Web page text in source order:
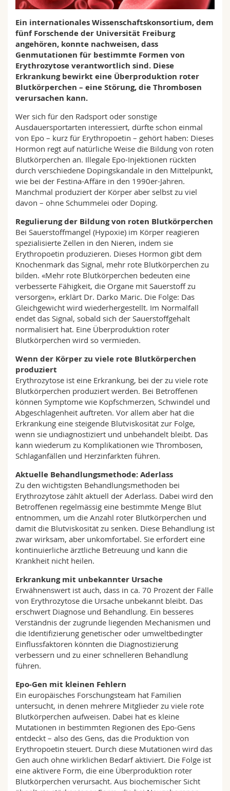
Math.-Nat. und Med. Fak.
Interfakultär
Mitarbeitende
Doktorierende
Webmail
Vorlesungsverzeichnis
MyUnifr
Ein internationales Wissenschaftskonsortium, dem
fünf Forschende der Universität Freiburg
angehören, konnte nachweisen, dass
Genmutationen für bestimmte Formen von
Erythrozytose verantwortlich sind. Diese
Erkrankung bewirkt eine Überproduktion roter
Blutkörperchen – eine Störung, die Thrombosen
verursachen kann.
Wer sich für den Radsport oder sonstige
Ausdauersportarten interessiert, dürfte schon einmal
von Epo – kurz für Erythropoetin – gehört haben: Dieses
Hormon regt auf natürliche Weise die Bildung von roten
Blutkörperchen an. Illegale Epo-Injektionen rückten
durch verschiedene Dopingskandale in den Mittelpunkt,
wie bei der Festina-Affäre in den 1990er-Jahren.
Manchmal produziert der Körper aber selbst zu viel
davon – ohne Schummelei oder Doping.
Regulierung der Bildung von roten Blutkörperchen
Bei Sauerstoffmangel (Hypoxie) im Körper reagieren
spezialisierte Zellen in den Nieren, indem sie
Erythropoetin produzieren. Dieses Hormon gibt dem
Knochenmark das Signal, mehr rote Blutkörperchen zu
bilden. «Mehr rote Blutkörperchen bedeuten eine
verbesserte Fähigkeit, die Organe mit Sauerstoff zu
versorgen», erklärt Dr. Darko Maric. Die Folge: Das
Gleichgewicht wird wiederhergestellt. Im Normalfall
endet das Signal, sobald sich der Sauerstoffgehalt
normalisiert hat. Eine Überproduktion roter
Blutkörperchen wird so vermieden.
Wenn der Körper zu viele rote Blutkörperchen
produziert
Erythrozytose ist eine Erkrankung, bei der zu viele rote
Blutkörperchen produziert werden. Bei Betroffenen
können Symptome wie Kopfschmerzen, Schwindel und
Abgeschlagenheit auftreten. Vor allem aber hat die
Erkrankung eine steigende Blutviskosität zur Folge,
wenn sie undiagnostiziert und unbehandelt bleibt. Das
kann wiederum zu Komplikationen wie Thrombosen,
Schlaganfällen und Herzinfarkten führen.
Aktuelle Behandlungsmethode: Aderlass
Zu den wichtigsten Behandlungsmethoden bei
Erythrozytose zählt aktuell der Aderlass. Dabei wird den
Betroffenen regelmässig eine bestimmte Menge Blut
entnommen, um die Anzahl roter Blutkörperchen und
damit die Blutviskosität zu senken. Diese Behandlung ist
zwar wirksam, aber unkomfortabel. Sie erfordert eine
kontinuierliche ärztliche Betreuung und kann die
Krankheit nicht heilen.
Erkrankung mit unbekannter Ursache
Erwähnenswert ist auch, dass in ca. 70 Prozent der Fälle
von Erythrozytose die Ursache unbekannt bleibt. Das
erschwert Diagnose und Behandlung. Ein besseres
Verständnis der zugrunde liegenden Mechanismen und
die Identifizierung genetischer oder umweltbedingter
Einflussfaktoren könnten die Diagnostizierung
verbessern und zu einer schnelleren Behandlung
führen.
Epo-Gen mit kleinen Fehlern
Ein europäisches Forschungsteam hat Familien
untersucht, in denen mehrere Mitglieder zu viele rote
Blutkörperchen aufweisen. Dabei hat es kleine
Mutationen in bestimmten Regionen des Epo-Gens
entdeckt – also des Gens, das die Produktion von
Erythropoetin steuert. Durch diese Mutationen wird das
Gen auch ohne wirklichen Bedarf aktiviert. Die Folge ist
eine aktivere Form, die eine Überproduktion roter
Blutkörperchen verursacht. Aus biochemischer Sicht